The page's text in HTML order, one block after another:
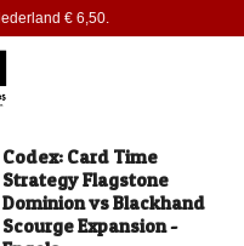
Codex: Card Time
Strategy Flagstone
Dominion vs Blackhand
Scourge Expansion -